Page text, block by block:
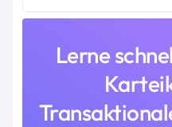
Lerne